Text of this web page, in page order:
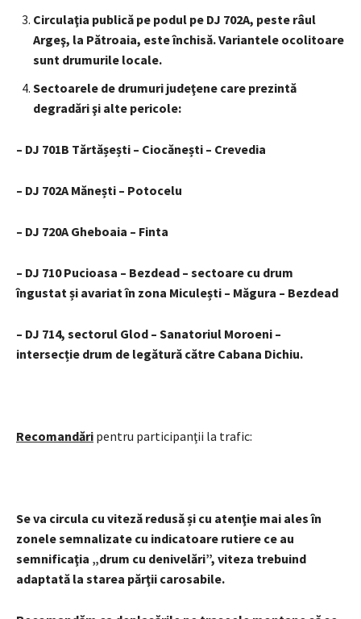
Circulaţia publică pe podul pe DJ 702A, peste râul
Argeş, la Pătroaia, este închisă. Variantele ocolitoare
sunt drumurile locale.
Sectoarele de drumuri judeţene care prezintă
degradări şi alte pericole:
– DJ 701B Tărtășești – Ciocănești – Crevedia
– DJ 702A Mănești – Potocelu
– DJ 720A Gheboaia – Finta
– DJ 710 Pucioasa – Bezdead – sectoare cu drum
îngustat și avariat în zona Miculești – Măgura – Bezdead
– DJ 714, sectorul Glod – Sanatoriul Moroeni –
intersecție drum de legătură către Cabana Dichiu.
Recomandări pentru participanţii la trafic:
Se va circula cu viteză redusă și cu atenţie mai ales în
zonele semnalizate cu indicatoare rutiere ce au
semnificaţia „drum cu denivelări”, viteza trebuind
adaptată la starea părţii carosabile.